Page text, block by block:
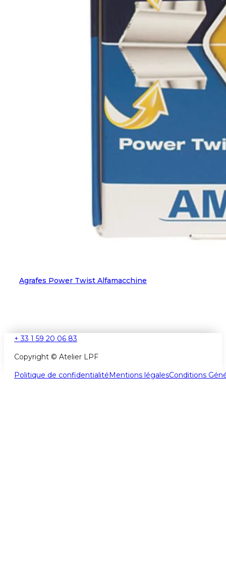
Agrafes Power Twist Alfamacchine
+ 33 1 59 20 06 83
Copyright © Atelier LPF
Politique de confidentialité Mentions légalesConditions